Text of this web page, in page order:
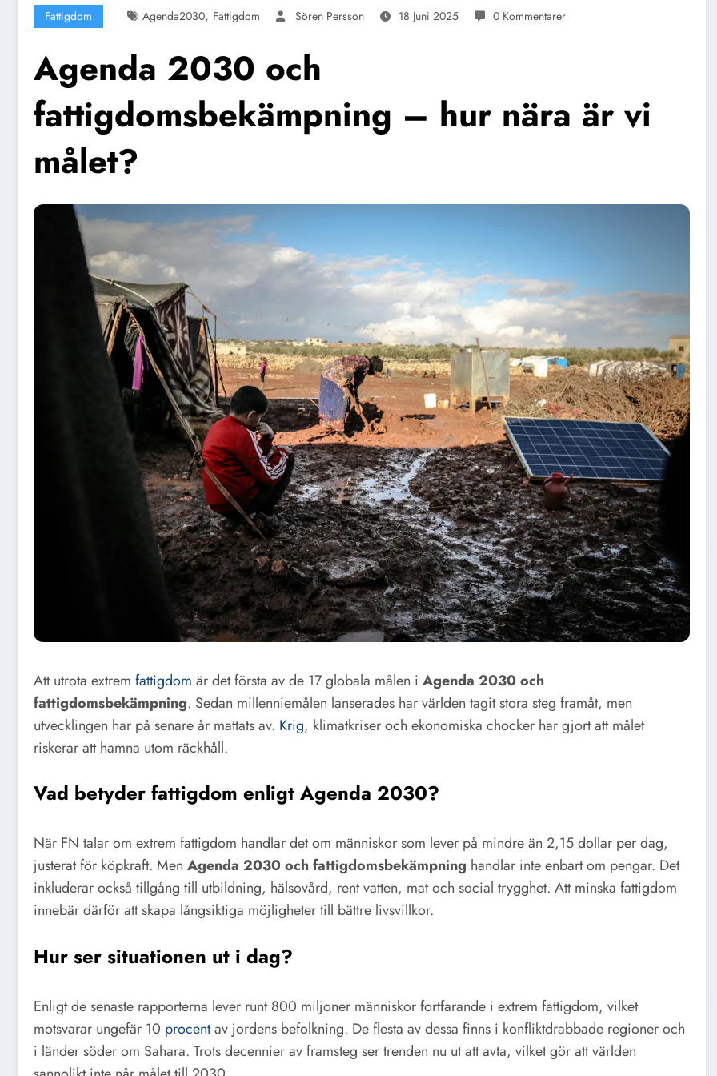
Fattigdom Agenda2030, Fattigdom Sören Persson 18 Juni 2025 0 Kommentarer
Agenda 2030 och
fattigdomsbekämpning – hur nära är vi
målet?
Att utrota extrem fattigdom är det första av de 17 globala målen i Agenda 2030 och
fattigdomsbekämpning. Sedan millenniemålen lanserades har världen tagit stora steg framåt, men
utvecklingen har på senare år mattats av. Krig, klimatkriser och ekonomiska chocker har gjort att målet
riskerar att hamna utom räckhåll.
Vad betyder fattigdom enligt Agenda 2030?
När FN talar om extrem fattigdom handlar det om människor som lever på mindre än 2,15 dollar per dag,
justerat för köpkraft. Men Agenda 2030 och fattigdomsbekämpning handlar inte enbart om pengar. Det
inkluderar också tillgång till utbildning, hälsovård, rent vatten, mat och social trygghet. Att minska fattigdom
innebär därför att skapa långsiktiga möjligheter till bättre livsvillkor.
Hur ser situationen ut i dag?
Enligt de senaste rapporterna lever runt 800 miljoner människor fortfarande i extrem fattigdom, vilket
motsvarar ungefär 10 procentav jordens befolkning. De flesta av dessa finns i konfliktdrabbade regioner och
i länder söder om Sahara. Trots decennier av framsteg ser trenden nu ut att avta, vilket gör att världen